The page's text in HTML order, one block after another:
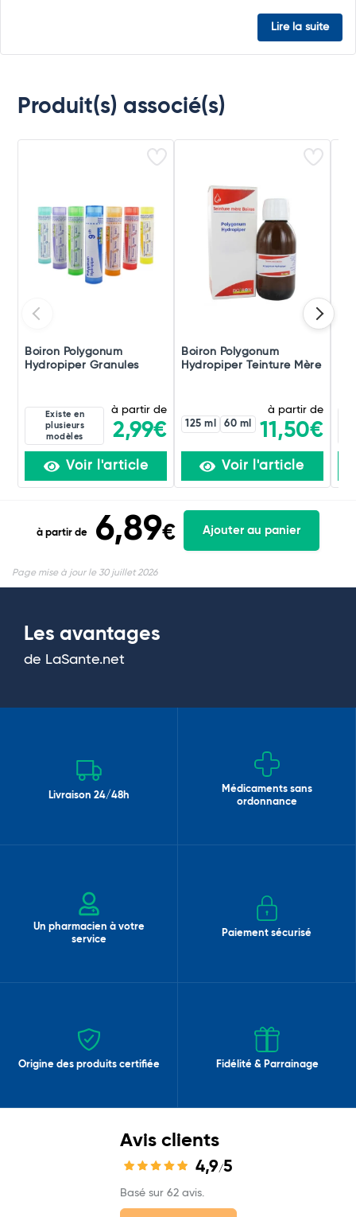
Lire la suite
Produit(s) associé(s)
Boiron Polygonum
Hydropiper Granules
Existe en
plusieurs
modèles
à partir de
2,99€
Voir l'article
Boiron Polygonum
Hydropiper Teinture Mère
125 ml 60 ml
à partir de
11,50€
Voir l'article
à partir de 6,89€ Ajouter au panier
Page mise à jour le 30 juillet 2026
Les avantages
de LaSante.net
Livraison 24/48h
Médicaments sans
ordonnance
Un pharmacien à votre
service
Paiement sécurisé
Origine des produits certifiée Fidélité & Parrainage
Avis clients
4,9/5
Basé sur 62 avis.